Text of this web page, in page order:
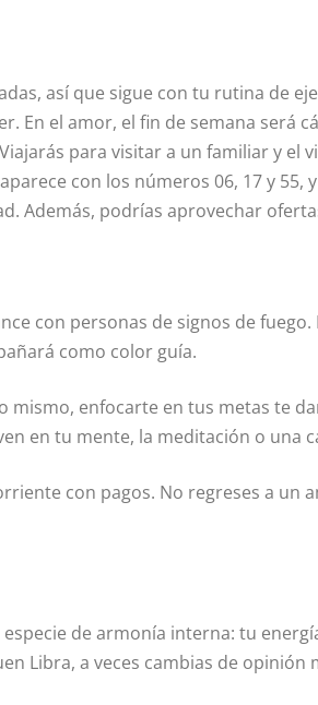
así que sigue con tu rutina de
En el amor, el fin de semana será
para visitar a un familiar y el
con los números 06, 17 y 55,
Además, podrías aprovechar
con personas de signos de
como color guía.
mismo, enfocarte en tus metas te
en tu mente, la meditación o una
con pagos. No regreses a un
de armonía interna: tu
Libra, a veces cambias de